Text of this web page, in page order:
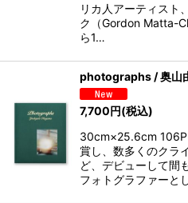
リカ人アーティスト
ク（Gordon Matta-
ら1…
photographs / 奥山
7,700円(税込)
30cm×25.6cm 106P
賞し、数多くのクラ
ど、デビューして間
フォトグラファーと